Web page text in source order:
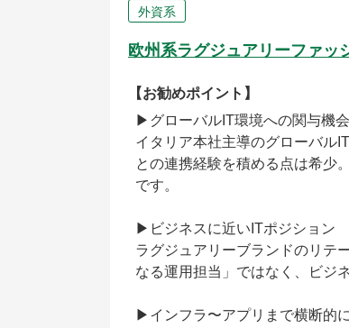
外資系
欧州系ラグジュアリーファッ
【お勧めポイント】
▶グローバルIT環境への関与機会
イタリア本社主導のグローバル
との連携経験を積める点は希少
です。
▶ビジネスに近いITポジション
ラグジュアリーブランドのリテ
なる運用担当」ではなく、ビジ
▶インフラ〜アプリまで横断的